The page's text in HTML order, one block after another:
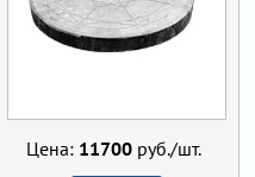
Цена: 11700 руб./шт.